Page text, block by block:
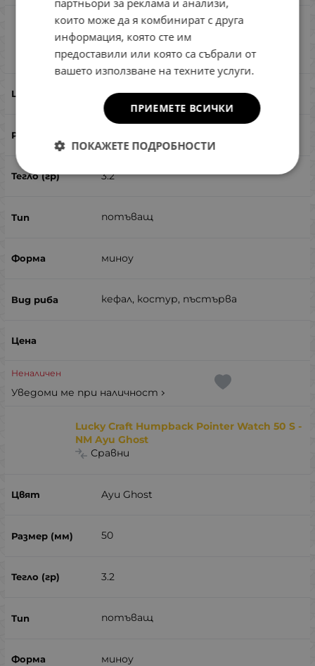
Lucky Craft Humpback Pointer Watch 50 S
Bait Black Gold
Сравни
Bait Black Gold
3.2
потъващ
миноу
кефал, костур, пъстърва
Неналичен
Уведоми ме при наличност
Lucky Craft Humpback Pointer Watch 50 S -
NM Ayu Ghost
Сравни
Ayu Ghost
50
3.2
потъващ
миноу
партньори за реклама и анализи,
които може да я комбинират с друга
информация, която сте им
предоставили или която са събрали от
вашето използване на техните услуги.
ПРИЕМЕТЕ ВСИЧКИ
ПОКАЖЕТЕ ПОДРОБНОСТИ